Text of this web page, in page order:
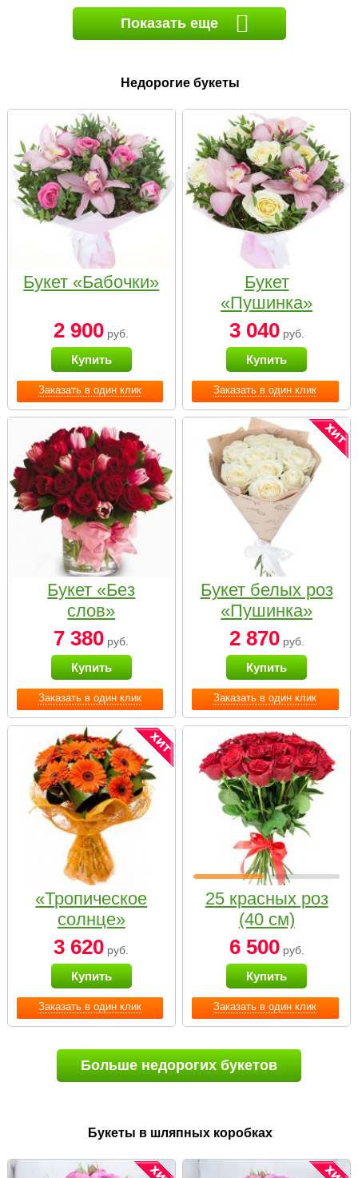
Показать еще
Недорогие букеты
Заказать в один клик
Букет «Бабочки»
2 900 руб.
Купить
Заказать в один клик
Букет
«Пушинка»
3 040руб.
Купить
Заказать в один клик
Букет «Без
слов»
7 380 руб.
Купить
Заказать в один клик
Букет белых роз
«Пушинка»
2 870руб.
Купить
Заказать в один клик
«Тропическое
солнце»
3 620 руб.
Купить
Заказать в один клик
25 красных роз
(40 см)
6 500руб.
Купить
Больше недорогих букетов
Букеты в шляпных коробках